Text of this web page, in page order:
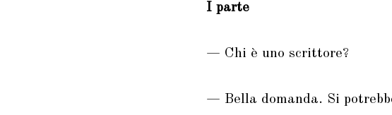
I parte
— Chi è uno scrittore?
— Bella domanda. Si